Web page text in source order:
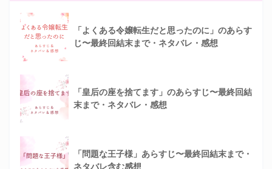
「よくある令嬢転生だと思ったのに」のあらす
じ〜最終回結末まで・ネタバレ・感想
「皇后の座を捨てます」のあらすじ〜最終回結
末まで・ネタバレ・感想
「問題な王子様」あらすじ〜最終回結末まで・
ネタバレ含む感想